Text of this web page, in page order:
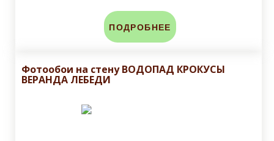
ПОДРОБНЕЕ
Фотообои на стену ВОДОПАД КРОКУСЫ
ВЕРАНДА ЛЕБЕДИ